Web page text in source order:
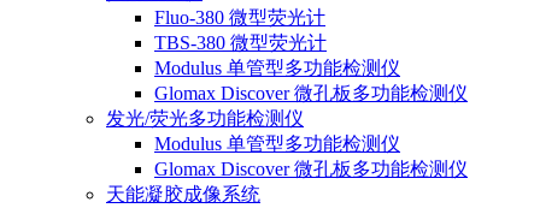
Fluo-380 微型荧光计
TBS-380 微型荧光计
Modulus 单管型多功能检测仪
Glomax Discover 微孔板多功能检测仪
发光/荧光多功能检测仪
Modulus 单管型多功能检测仪
Glomax Discover 微孔板多功能检测仪
天能凝胶成像系统